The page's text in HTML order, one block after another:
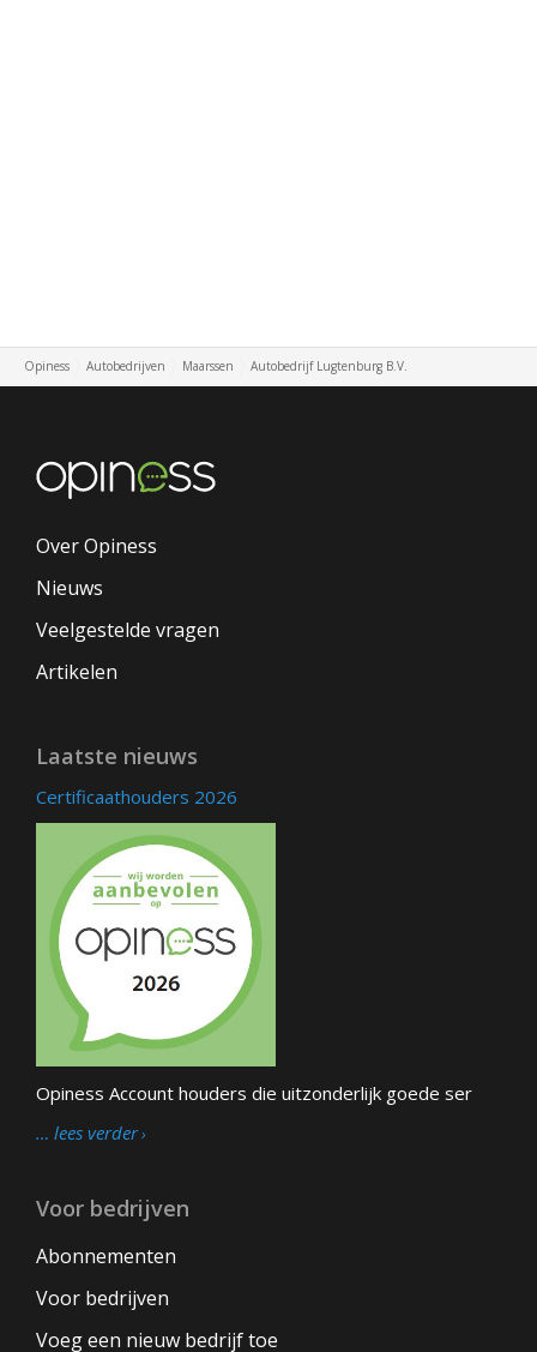
Opiness Autobedrijven Maarssen Autobedrijf Lugtenburg B.V.
Over Opiness
Nieuws
Veelgestelde vragen
Artikelen
Laatste nieuws
Certificaathouders 2026
Opiness Account houders die uitzonderlijk goede ser
… lees verder
Voor bedrijven
Abonnementen
Voor bedrijven
Voeg een nieuw bedrijf toe